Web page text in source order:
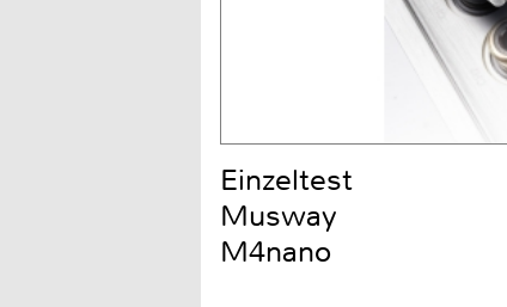
Einzeltest
Musway
M4nano